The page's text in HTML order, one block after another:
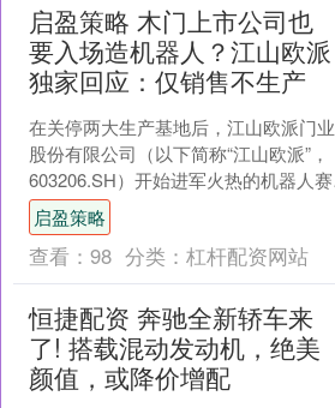
启盈策略 木门上市公司也
要入场造机器人？江山欧派
独家回应：仅销售不生产
在关停两大生产基地后，江山欧派门业
股份有限公司（以下简称“江山欧派”，
603206.SH）开始进军火热的机器人赛
道。 据企查查数据，2025年12月24日，
江山....
启盈策略
查看： 98 分类： 杠杆配资网站
恒捷配资 奔驰全新轿车来
了! 搭载混动发动机，绝美
颜值，或降价增配